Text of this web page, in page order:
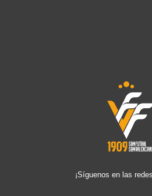
¡Síguenos en las